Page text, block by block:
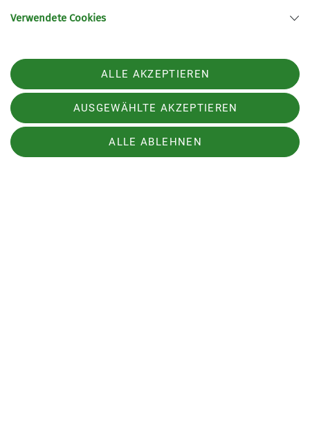
Erklärung für Lehrer und Gruppenleiter zur
Vereinbarung über Fast Lane-
Vereinbarung über Fast Lane-Zugang (PDF)!
Verwendete Cookies
ALLE AKZEPTIEREN
AUSGEWÄHLTE AKZEPTIEREN
ALLE ABLEHNEN